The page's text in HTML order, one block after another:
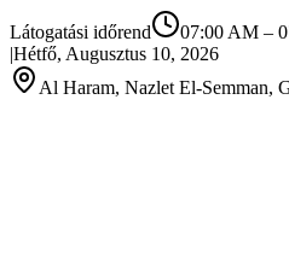
Látogatási időrend 07:00 AM –
|Hétfő, Augusztus 10, 2026
Al Haram, Nazlet El-Semman,